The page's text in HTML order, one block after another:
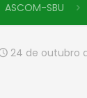
ASCOM-SBU
24 de outubro